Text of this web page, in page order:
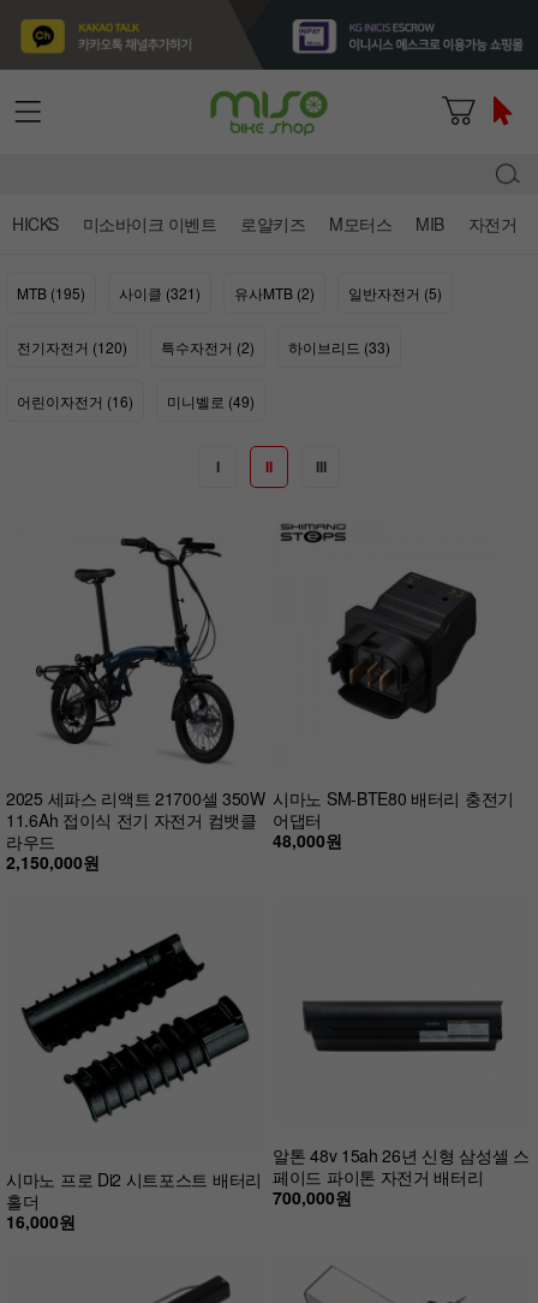
HICKS 미소바이크 이벤트 로얄키즈 M모터스 MIB 자전거
MTB (195) 사이클 (321) 유사MTB (2) 일반자전거 (5)
전기자전거 (120) 특수자전거 (2) 하이브리드 (33)
어린이자전거 (16) 미니벨로 (49)
I II III
2025 세파스 리액트 21700셀 350W
11.6Ah 접이식 전기 자전거 컴뱃클
라우드
2,150,000원
시마노 SM-BTE80 배터리 충전기
어댑터
48,000원
시마노 프로 Di2 시트포스트 배터리
홀더
16,000원
알톤 48v 15ah 26년 신형 삼성셀 스
페이드 파이톤 자전거 배터리
700,000원